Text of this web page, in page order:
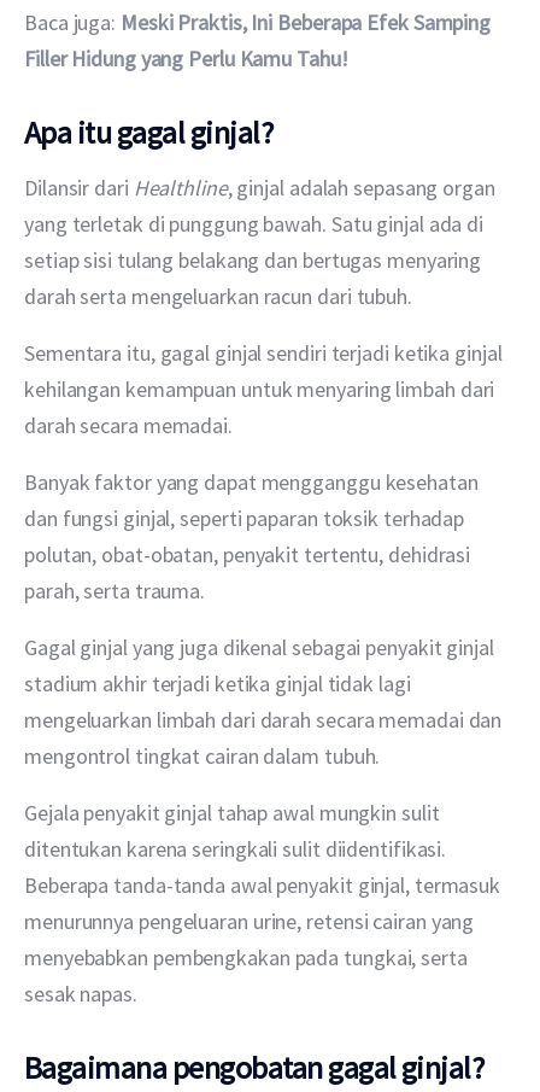
Baca juga: Meski Praktis, Ini Beberapa Efek Samping
Filler Hidung yang Perlu Kamu Tahu!
Apa itu gagal ginjal?
Dilansir dari Healthline, ginjal adalah sepasang organ
yang terletak di punggung bawah. Satu ginjal ada di
setiap sisi tulang belakang dan bertugas menyaring
darah serta mengeluarkan racun dari tubuh.
Sementara itu, gagal ginjal sendiri terjadi ketika ginjal
kehilangan kemampuan untuk menyaring limbah dari
darah secara memadai.
Banyak faktor yang dapat mengganggu kesehatan
dan fungsi ginjal, seperti paparan toksik terhadap
polutan, obat-obatan, penyakit tertentu, dehidrasi
parah, serta trauma.
Gagal ginjal yang juga dikenal sebagai penyakit ginjal
stadium akhir terjadi ketika ginjal tidak lagi
mengeluarkan limbah dari darah secara memadai dan
mengontrol tingkat cairan dalam tubuh.
Gejala penyakit ginjal tahap awal mungkin sulit
ditentukan karena seringkali sulit diidentifikasi.
Beberapa tanda-tanda awal penyakit ginjal, termasuk
menurunnya pengeluaran urine, retensi cairan yang
menyebabkan pembengkakan pada tungkai, serta
sesak napas.
Bagaimana pengobatan gagal ginjal?